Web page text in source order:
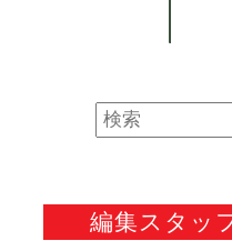
編集スタッ